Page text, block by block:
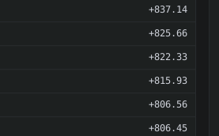
+837.14
+825.66
+822.33
+815.93
+806.56
+806.45